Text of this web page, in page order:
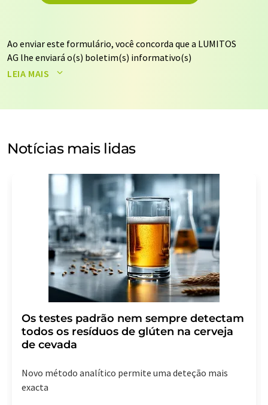
Ao enviar este formulário, você concorda que a LUMITOS
AG lhe enviará o(s) boletim(s) informativo(s)
selecionado(s) acima por e-mail. Seus dados não serão
proteção de dados. A LUMITOS pode entrar em contato
pesquisas de mercado e de opinião. Você pode revogar
seu consentimento a qualquer momento, sem fornecer
12489 Berlin, Alemanha ou por e-mail em
revoke@lumitos.com
com efeito para o futuro. Além
disso, cada e-mail contém um link para cancelar a
assinatura do newsletter correspondente.
LEIA MAIS
Notícias mais lidas
Os testes padrão nem sempre detectam
todos os resíduos de glúten na cerveja
de cevada
Novo método analítico permite uma deteção mais
exacta